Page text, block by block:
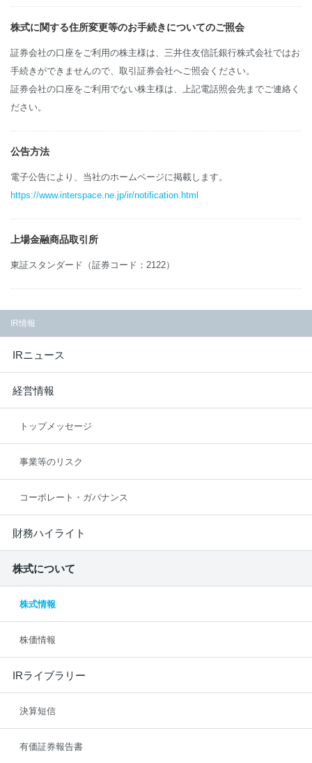
株式に関する住所変更等のお手続きについてのご照会
証券会社の口座をご利用の株主様は、三井住友信託銀行株式会社ではお
手続きができませんので、取引証券会社へご照会ください。
証券会社の口座をご利用でない株主様は、上記電話照会先までご連絡く
ださい。
公告方法
電子公告により、当社のホームページに掲載します。
https://www.interspace.ne.jp/ir/notification.html
上場金融商品取引所
東証スタンダード（証券コード：2122）
IR情報
IRニュース
経営情報
トップメッセージ
事業等のリスク
コーポレート・ガバナンス
財務ハイライト
株式について
株式情報
株価情報
IRライブラリー
決算短信
有価証券報告書